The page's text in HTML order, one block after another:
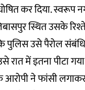
कर दिया.
स्थित उसके
पुलिस उसे पैरोल
में इतना पीटा
ने फांसी